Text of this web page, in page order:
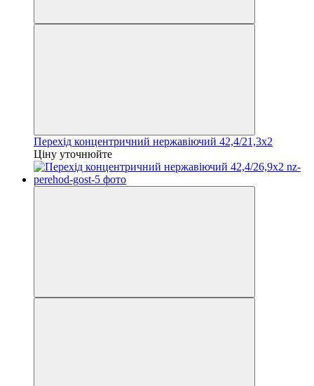
Перехід концентричний нержавіючий 42,4/21,3х2
Ціну уточнюйте